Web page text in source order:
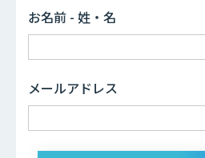
お名前 - 姓・名
メールアドレス